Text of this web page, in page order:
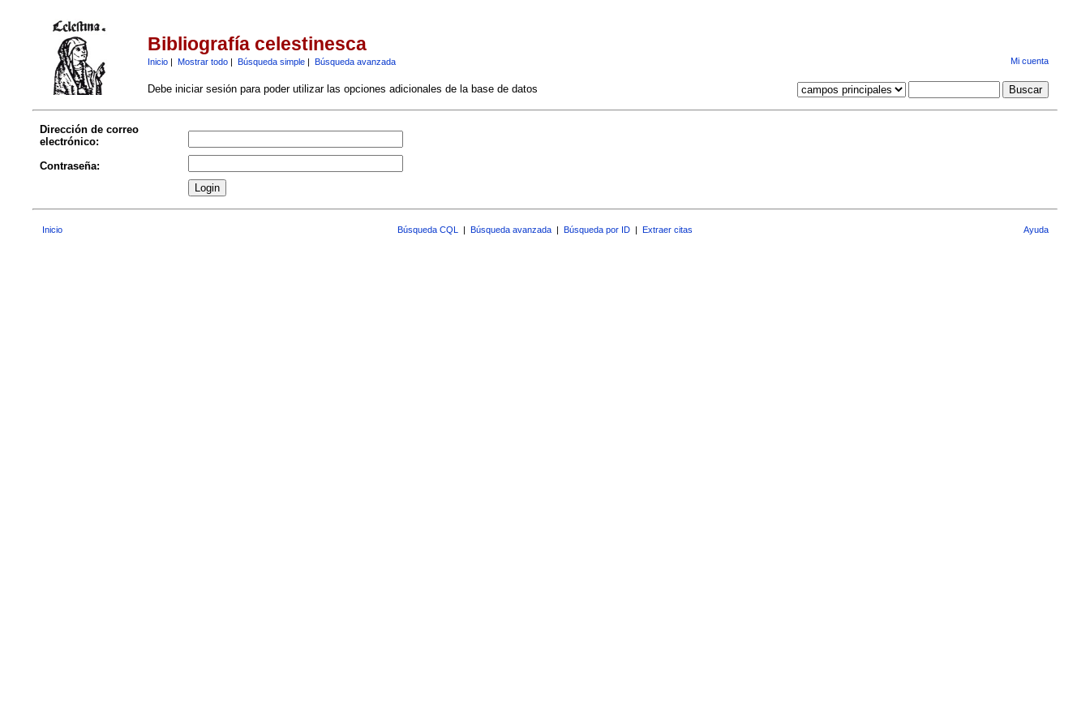
Bibliografía celestinesca
Inicio| Mostrar todo| Búsqueda simple| Búsqueda avanzada Mi cuenta
Debe iniciar sesión para poder utilizar las opciones adicionales de la base de datos
Dirección de correo
electrónico:
Contraseña:
Inicio Búsqueda CQL | Búsqueda avanzada | Búsqueda por ID | Extraer citas Ayuda